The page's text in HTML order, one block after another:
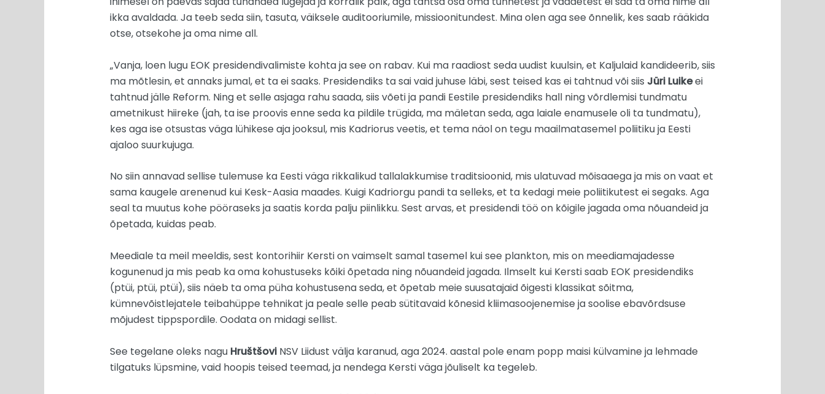
ikka avaldada. Ja teeb seda siin, tasuta, väiksele auditooriumile, missioonitundest. Mina olen aga see õnnelik, kes saab rääkida
otse, otsekohe ja oma nime all.
„Vanja, loen lugu EOK presidendivalimiste kohta ja see on rabav. Kui ma raadiost seda uudist kuulsin, et Kaljulaid kandideerib, siis
ma mõtlesin, et annaks jumal, et ta ei saaks. Presidendiks ta sai vaid juhuse läbi, sest teised kas ei tahtnud või siis Jüri Luikeei
tahtnud jälle Reform. Ning et selle asjaga rahu saada, siis võeti ja pandi Eestile presidendiks hall ning võrdlemisi tundmatu
ametnikust hiireke (jah, ta ise proovis enne seda ka pildile trügida, ma mäletan seda, aga laiale enamusele oli ta tundmatu),
kes aga ise otsustas väga lühikese aja jooksul, mis Kadriorus veetis, et tema näol on tegu maailmatasemel poliitiku ja Eesti
ajaloo suurkujuga.
No siin annavad sellise tulemuse ka Eesti väga rikkalikud tallalakkumise traditsioonid, mis ulatuvad mõisaaega ja mis on vaat et
sama kaugele arenenud kui Kesk-Aasia maades. Kuigi Kadriorgu pandi ta selleks, et ta kedagi meie poliitikutest ei segaks. Aga
seal ta muutus kohe pööraseks ja saatis korda palju piinlikku. Sest arvas, et presidendi töö on kõigile jagada oma nõuandeid ja
õpetada, kuidas peab.
Meediale ta meil meeldis, sest kontorihiir Kersti on vaimselt samal tasemel kui see plankton, mis on meediamajadesse
kogunenud ja mis peab ka oma kohustuseks kõiki õpetada ning nõuandeid jagada. Ilmselt kui Kersti saab EOK presidendiks
(ptüi, ptüi, ptüi), siis näeb ta oma püha kohustusena seda, et õpetab meie suusatajaid õigesti klassikat sõitma,
kümnevõistlejatele teibahüppe tehnikat ja peale selle peab sütitavaid kõnesid kliimasoojenemise ja soolise ebavõrdsuse
mõjudest tippspordile. Oodata on midagi sellist.
See tegelane oleks nagu HruštšoviNSV Liidust välja karanud, aga 2024. aastal pole enam popp maisi külvamine ja lehmade
tilgatuks lüpsmine, vaid hoopis teised teemad, ja nendega Kersti väga jõuliselt ka tegeleb.